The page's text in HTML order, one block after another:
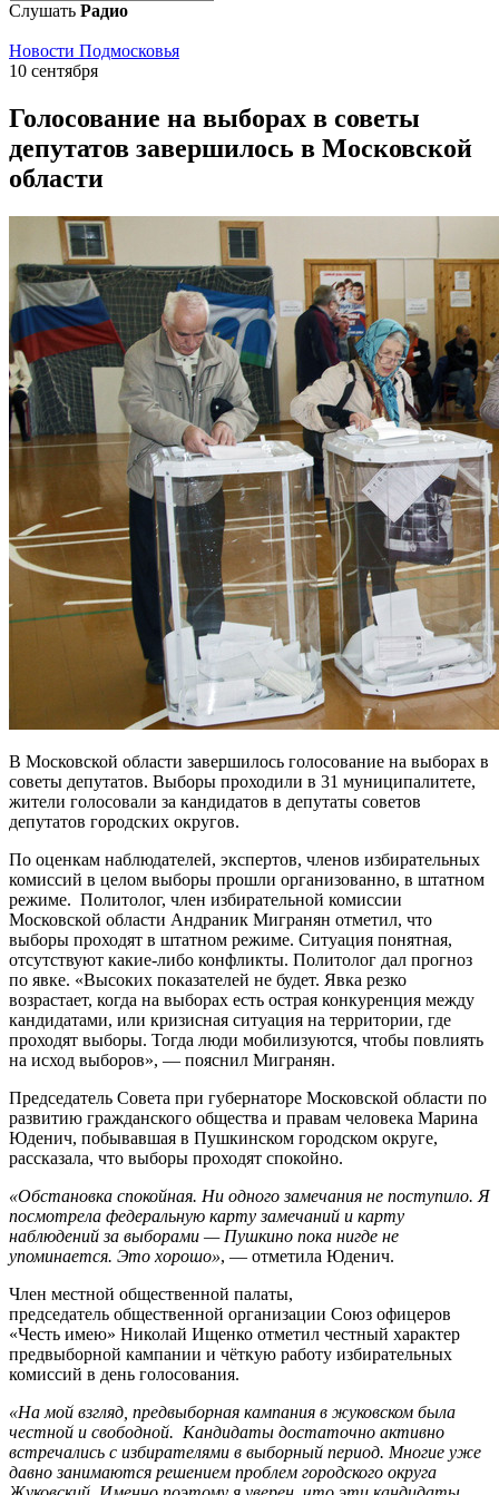
Слушать Радио
Новости Подмосковья
10 сентября
Голосование на выборах в советы
депутатов завершилось в Московской
области
В Московской области завершилось голосование на выборах в
советы депутатов. Выборы проходили в 31 муниципалитете,
жители голосовали за кандидатов в депутаты советов
депутатов городских округов.
По оценкам наблюдателей, экспертов, членов избирательных
комиссий в целом выборы прошли организованно, в штатном
режиме. Политолог, член избирательной комиссии
Московской области Андраник Мигранян отметил, что
выборы проходят в штатном режиме. Ситуация понятная,
отсутствуют какие-либо конфликты. Политолог дал прогноз
по явке. «Высоких показателей не будет. Явка резко
возрастает, когда на выборах есть острая конкуренция между
кандидатами, или кризисная ситуация на территории, где
проходят выборы. Тогда люди мобилизуются, чтобы повлиять
на исход выборов», — пояснил Мигранян.
Председатель Совета при губернаторе Московской области по
развитию гражданского общества и правам человека Марина
Юденич, побывавшая в Пушкинском городском округе,
рассказала, что выборы проходят спокойно.
«Обстановка спокойная. Ни одного замечания не поступило. Я
посмотрела федеральную карту замечаний и карту
наблюдений за выборами — Пушкино пока нигде не
упоминается. Это хорошо», — отметила Юденич.
Член местной общественной палаты,
председатель общественной организации Союз офицеров
«Честь имею» Николай Ищенко отметил честный характер
предвыборной кампании и чёткую работу избирательных
комиссий в день голосования.
«На мой взгляд, предвыборная кампания в жуковском была
честной и свободной. Кандидаты достаточно активно
встречались с избирателями в выборный период. Многие уже
давно занимаются решением проблем городского округа